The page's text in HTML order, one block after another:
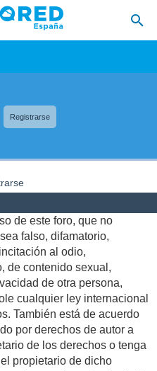
Registrarse
de este foro, que no
falso, difamatorio,
al odio,
de contenido sexual,
de otra persona,
cualquier ley internacional
También está de acuerdo
por derechos de autor a
de los derechos o tenga
propietario de dicho